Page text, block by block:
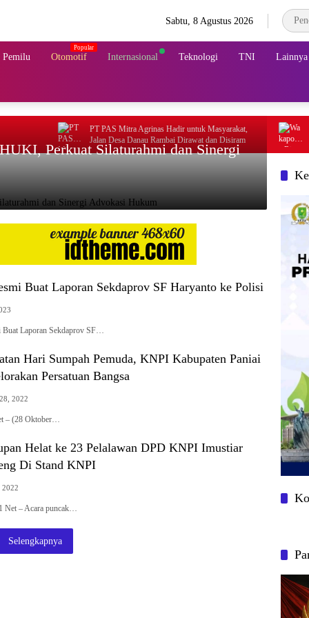
Sabtu, 8 Agustus 2026
Otomotif Internasional Teknologi TNI Lainnya
‎PT PAS Mitra Agrinas Hadir untuk Masyarakat,
Jalan Desa Danau Rambai Dirawat dan Disiram
Wakapolda Riau
Padamkan
Perkuat Silaturahmi dan Sinergi
Buat Laporan Sekdaprov SF Haryanto ke Polisi
Laporan Sekdaprov SF…
Hari Sumpah Pemuda, KNPI Kabupaten Paniai
Persatuan Bangsa
2022
– (28 Oktober…
Helat ke 23 Pelalawan DPD KNPI Imustiar
Di Stand KNPI
2022
Net – Acara puncak…
Selengkapnya